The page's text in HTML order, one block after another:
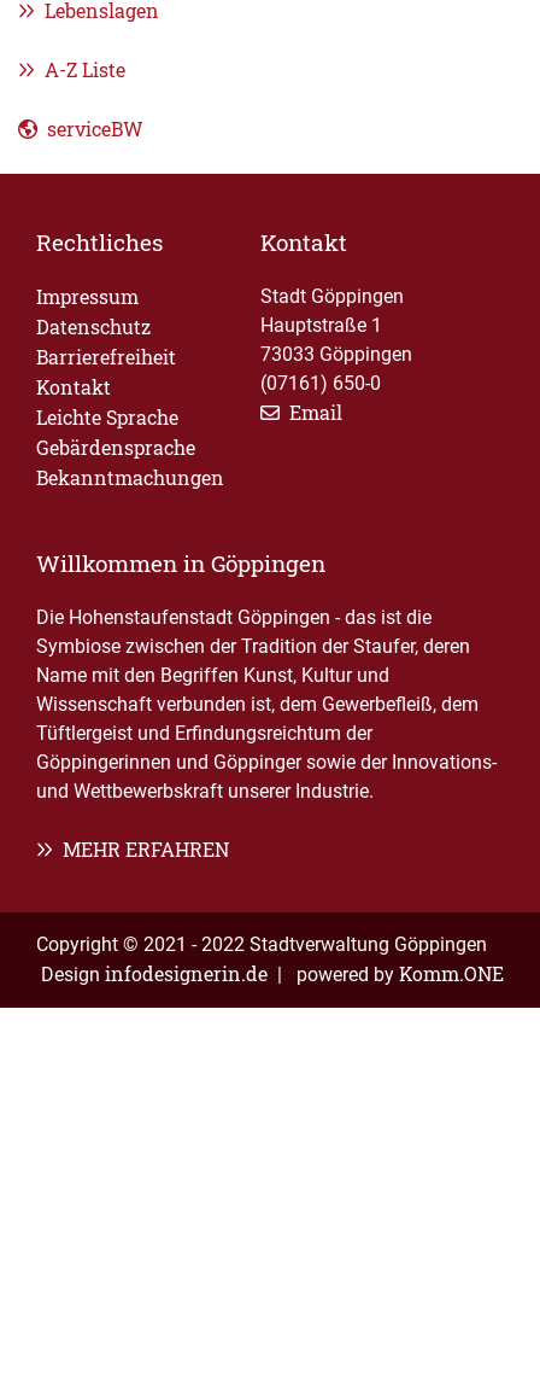
Lebenslagen
A-Z Liste
serviceBW
Rechtliches
Impressum
Datenschutz
Barrierefreiheit
Kontakt
Leichte Sprache
Gebärdensprache
Bekanntmachungen
Kontakt
Stadt Göppingen
Hauptstraße 1
73033 Göppingen
(07161) 650-0
Email
Willkommen in Göppingen
Die Hohenstaufenstadt Göppingen - das ist die
Symbiose zwischen der Tradition der Staufer, deren
Name mit den Begriffen Kunst, Kultur und
Wissenschaft verbunden ist, dem Gewerbefleiß, dem
Tüftlergeist und Erfindungsreichtum der
Göppingerinnen und Göppinger sowie der Innovations-
und Wettbewerbskraft unserer Industrie.
MEHR ERFAHREN
Copyright © 2021 - 2022 Stadtverwaltung Göppingen
Design infodesignerin.de | powered by Komm.ONE